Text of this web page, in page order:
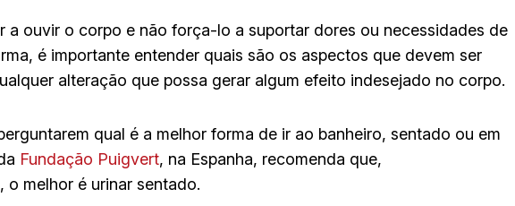
a ouvir o corpo e não força-lo a suportar dores ou necessidades de
é importante entender quais são os aspectos que devem ser
alteração que possa gerar algum efeito indesejado no corpo.
qual é a melhor forma de ir ao banheiro, sentado ou em
Fundação Puigvert, na Espanha, recomenda que,
melhor é urinar sentado.